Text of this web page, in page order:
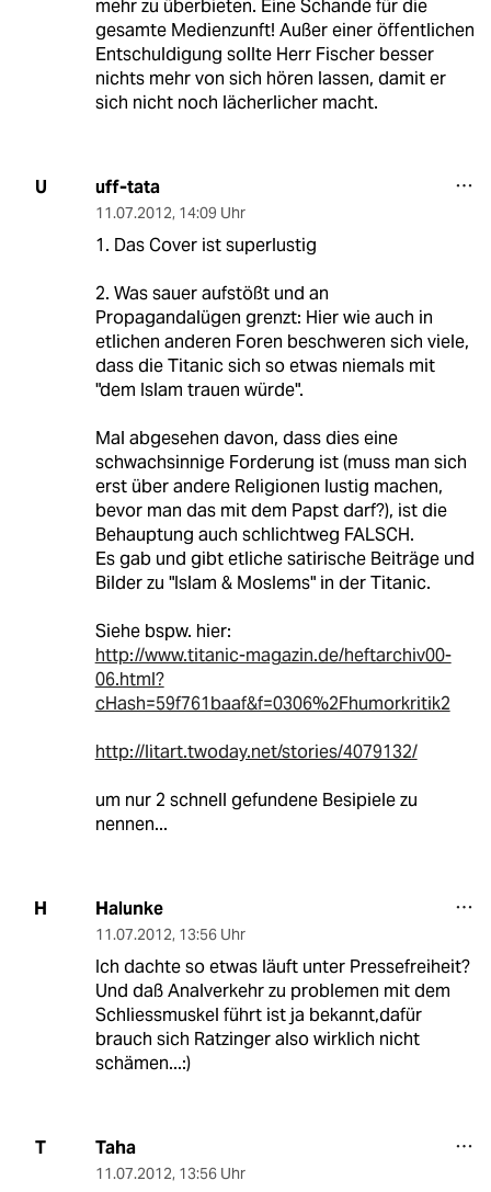
mehr zu überbieten. Eine Schande für die
gesamte Medienzunft! Außer einer öffentlichen
Entschuldigung sollte Herr Fischer besser
nichts mehr von sich hören lassen, damit er
sich nicht noch lächerlicher macht.
U uff-tata
11.07.2012, 14:09 Uhr
1. Das Cover ist superlustig
2. Was sauer aufstößt und an
Propagandalügen grenzt: Hier wie auch in
etlichen anderen Foren beschweren sich viele,
dass die Titanic sich so etwas niemals mit
"dem Islam trauen würde".
Mal abgesehen davon, dass dies eine
schwachsinnige Forderung ist (muss man sich
erst über andere Religionen lustig machen,
bevor man das mit dem Papst darf?), ist die
Behauptung auch schlichtweg FALSCH.
Es gab und gibt etliche satirische Beiträge und
Bilder zu "Islam & Moslems" in der Titanic.
Siehe bspw. hier:
http://www.titanic-magazin.de/heftarchiv00-
06.html?
cHash=59f761baaf&f=0306%2Fhumorkritik2
http://litart.twoday.net/stories/4079132/
um nur 2 schnell gefundene Besipiele zu
nennen...
H Halunke
11.07.2012, 13:56 Uhr
Ich dachte so etwas läuft unter Pressefreiheit?
Und daß Analverkehr zu problemen mit dem
Schliessmuskel führt ist ja bekannt,dafür
brauch sich Ratzinger also wirklich nicht
schämen...:)
T Taha
11.07.2012, 13:56 Uhr